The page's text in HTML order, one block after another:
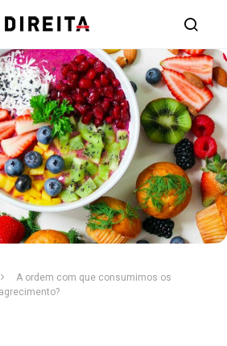
A ordem com que consumimos os